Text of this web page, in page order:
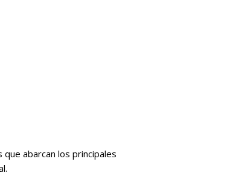
abarcan los principales